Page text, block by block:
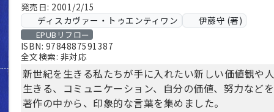
発売日: 2001/2/15
ディスカヴァー・トゥエンティワン
伊藤守 (著)
EPUBリフロー
ISBN: 9784887591387
全文検索: 非対応
新世紀を生きる私たちが手に入れたい新しい価値観や
生きる、コミュニケーション、自分の価値、努力など
著作の中から、印象的な言葉を集めました。